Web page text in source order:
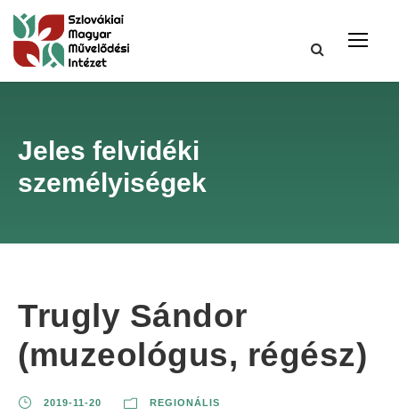
Jeles felvidéki
személyiségek
Trugly Sándor
(muzeológus, régész)
2019-11-20 REGIONÁLIS